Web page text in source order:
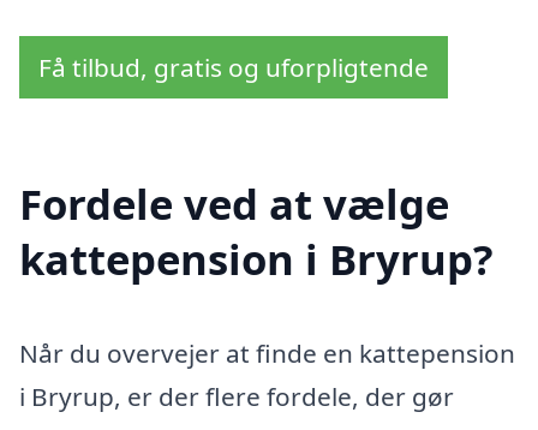
Få tilbud, gratis og uforpligtende
Fordele ved at vælge
kattepension i Bryrup?
Når du overvejer at finde en kattepension
i Bryrup, er der flere fordele, der gør